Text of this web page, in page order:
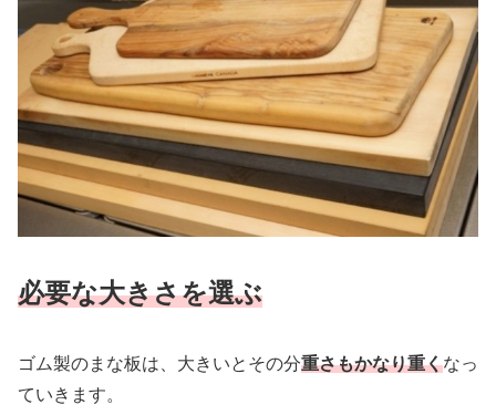
必要な大きさを選ぶ
ゴム製のまな板は、大きいとその分重さもかなり重くなっ
ていきます。